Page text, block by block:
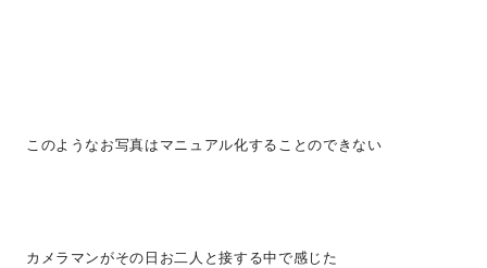
このようなお写真はマニュアル化することのできない
カメラマンがその日お二人と接する中で感じた